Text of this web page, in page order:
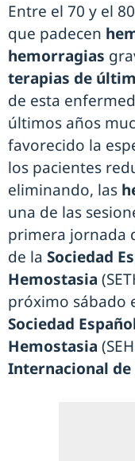
Entre el 70 y el
que padecen
hemorragias
terapias de
de esta
últimos años
favorecido la
los pacientes
eliminando, las
una de las
primera jornada
de la Sociedad
Hemostasia
próximo sábado
Sociedad
Hemostasia
Internacional